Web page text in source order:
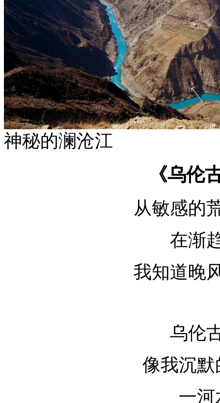
神秘的澜沧江
《乌伦
从敏感的
在渐
我知道晚
乌伦
像我沉
一河